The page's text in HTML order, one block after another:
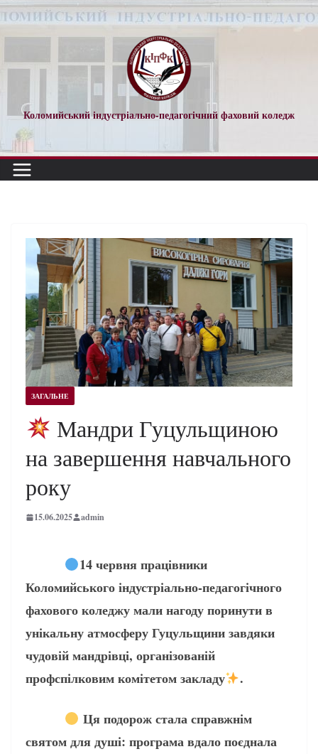
Коломийський індустріально-педагогічний фаховий коледж
ЗАГАЛЬНЕ
Мандри Гуцульщиною
на завершення навчального
року
15.06.2025 admin
14 червня працівники
Коломийського індустріально-педагогічного
фахового коледжу мали нагоду поринути в
унікальну атмосферу Гуцульщини завдяки
чудовій мандрівці, організованій
профспілковим комітетом закладу
.
Ця подорож стала справжнім
святом для душі: програма вдало поєднала